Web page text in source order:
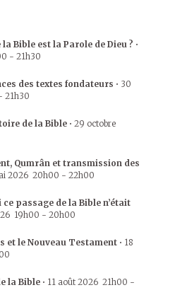
la Bible est la Parole de Dieu ? •
- 21h30
des textes fondateurs • 30
21h30
de la Bible • 29 octobre
Qumrân et transmission des
2026 20h00 - 22h00
passage de la Bible n’était
19h00 - 20h00
et le Nouveau Testament • 18
la Bible • 11 août 2026 21h00 -